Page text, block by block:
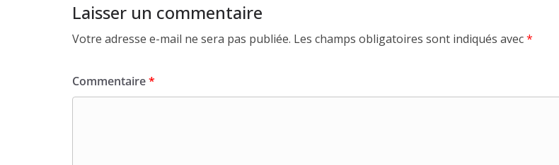
Laisser un commentaire
Votre adresse e-mail ne sera pas publiée. Les champs obligatoires sont indiqués avec*
Commentaire*